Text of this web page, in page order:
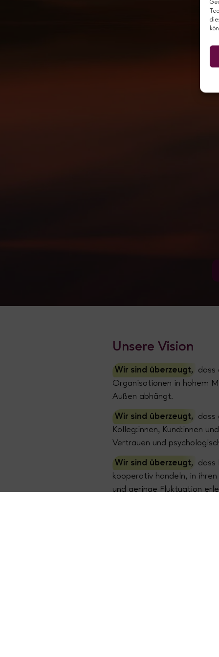
Unsere Vision
Wir sind überzeugt,
dass
Organisationen in hohem
Außen abhängt.
Wir sind überzeugt,
dass
Kolleg:innen, Kund:innen
Vertrauen und
Wir sind überzeugt,
dass
kooperativ handeln, in
und geringe Fluktuation